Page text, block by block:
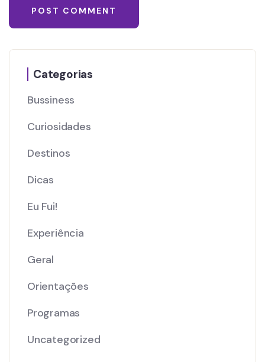
Categorias
Bussiness
Curiosidades
Destinos
Dicas
Eu Fui!
Experiência
Geral
Orientações
Programas
Uncategorized